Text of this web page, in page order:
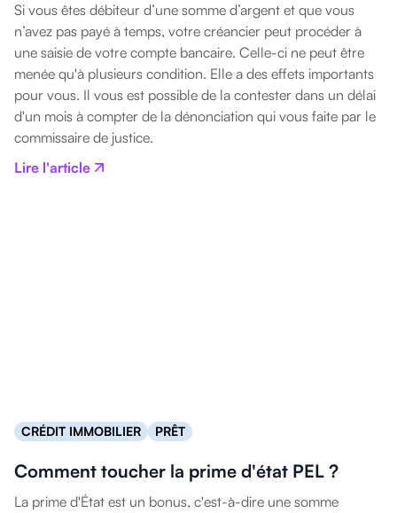
Si vous êtes débiteur d’une somme d’argent et que vous
n’avez pas payé à temps, votre créancier peut procéder à
une saisie de votre compte bancaire. Celle-ci ne peut être
menée qu'à plusieurs condition. Elle a des effets importants
pour vous. Il vous est possible de la contester dans un délai
d'un mois à compter de la dénonciation qui vous faite par le
commissaire de justice.
Lire l'article
CRÉDIT IMMOBILIER PRÊT
Comment toucher la prime d'état PEL ?
La prime d'État est un bonus, c'est-à-dire une somme